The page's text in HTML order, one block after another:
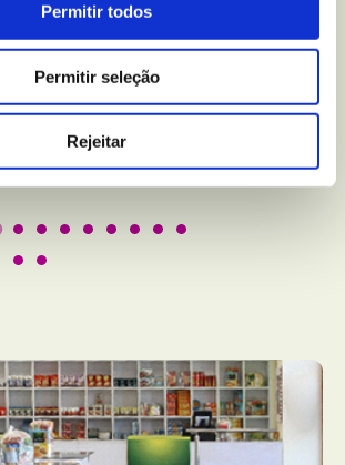
Permitir todos
Permitir seleção
Rejeitar
fáceis para
enquanto está